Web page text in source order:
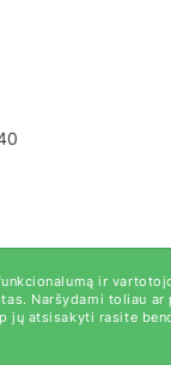
ir
Naršydami toliau ar
jų atsisakyti rasite